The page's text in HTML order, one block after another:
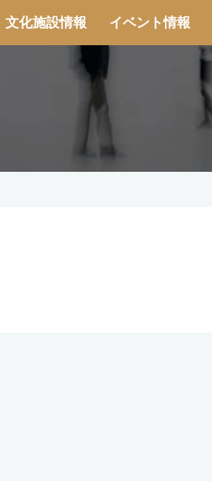
文化施設情報 イベント情報